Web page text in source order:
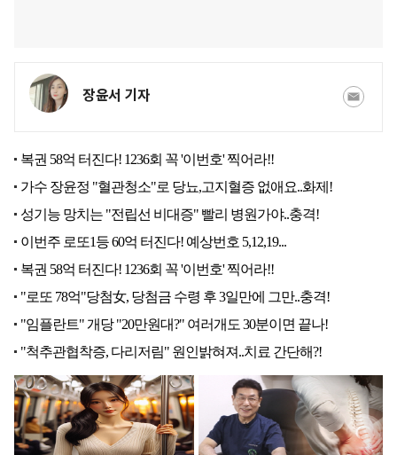
장윤서 기자